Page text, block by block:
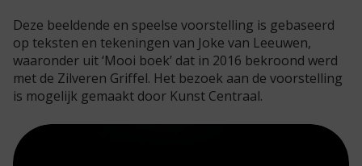
Deze beeldende en speelse voorstelling is gebaseerd
op teksten en tekeningen van Joke van Leeuwen,
waaronder uit ‘Mooi boek’ dat in 2016 bekroond werd
met de Zilveren Griffel. Het bezoek aan de voorstelling
is mogelijk gemaakt door Kunst Centraal.